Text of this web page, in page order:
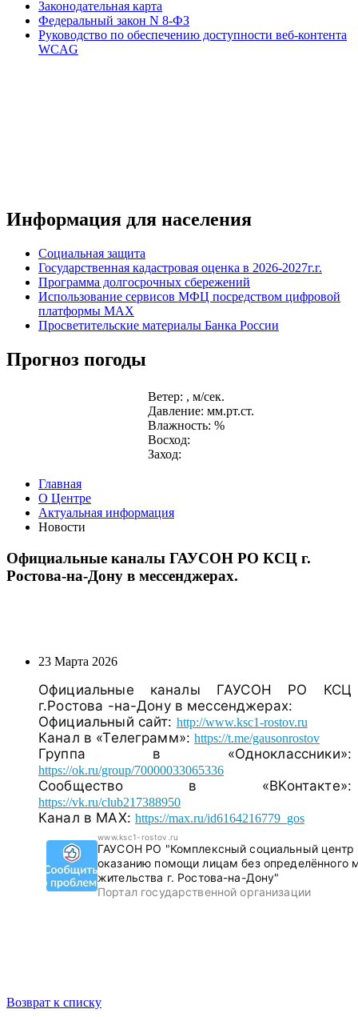
Законодательная карта
Федеральный закон N 8-ФЗ
Руководство по обеспечению доступности веб-контента
WCAG
Информация для населения
Социальная защита
Государственная кадастровая оценка в 2026-2027г.г.
Программа долгосрочных сбережений
Использование сервисов МФЦ посредством цифровой
платформы MAX
Просветительские материалы Банка России
Прогноз погоды
Ветер: , м/сек.
Давление: мм.рт.ст.
Влажность: %
Восход:
Заход:
Главная
О Центре
Актуальная информация
Новости
Официальные каналы ГАУСОН РО КСЦ г.
Ростова-на-Дону в мессенджерах.
23 Марта 2026
Официальные каналы ГАУСОН РО КСЦ
г.Ростова -на-Дону в мессенджерах:
Официальный сайт: http://www.ksc1-rostov.ru
Канал в «Телеграмм»:https://t.me/gausonrostov
Группа в «Одноклассники»:
https://ok.ru/group/70000033065336
Сообщество в «ВКонтакте»:
https://vk.ru/club217388950
Канал в МАХ: https://max.ru/id6164216779_gos
www.ksc1-rostov.ru
ГАУСОН РО "Комплексный социальный центр
оказанию помощи лицам без определённого
жительства г. Ростова-на-Дону"
Портал государственной организации
Возврат к списку